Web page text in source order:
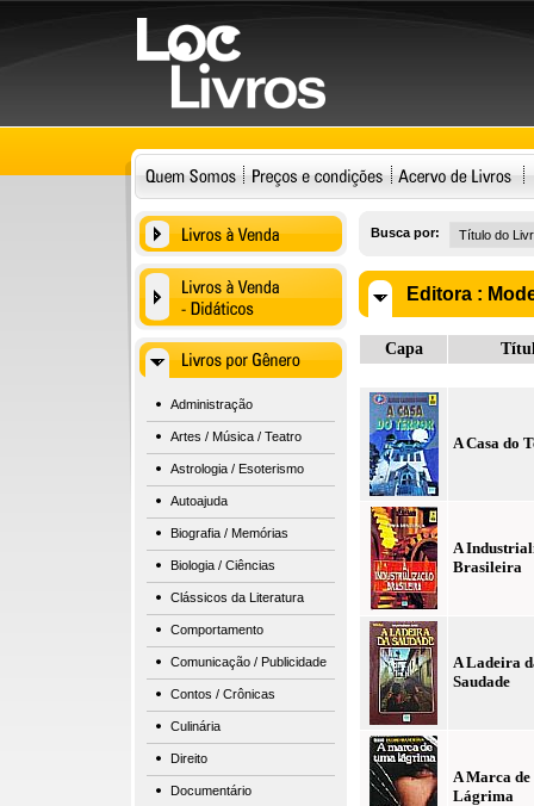
Administração
Artes / Música / Teatro
Astrologia / Esoterismo
Autoajuda
Biografia / Memórias
Biologia / Ciências
Clássicos da Literatura
Comportamento
Comunicação / Publicidade
Contos / Crônicas
Culinária
Direito
Documentário
Busca por:
Editora :
Capa
A Casa do
A
Brasileira
A Ladeira
Saudade
A Marca de
Lágrima